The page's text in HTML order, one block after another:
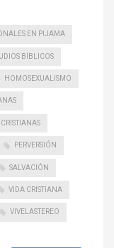
EN PIJAMA
BÍBLICOS
HOMOSEXUALISMO
PERVERSIÓN
SALVACIÓN
VIDA CRISTIANA
VIVELASTEREO